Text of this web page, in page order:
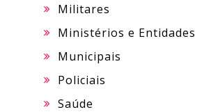
Militares
Ministérios e Entidades
Municipais
Policiais
Saúde